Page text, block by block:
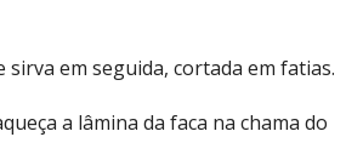
em seguida, cortada em fatias.
a lâmina da faca na chama do